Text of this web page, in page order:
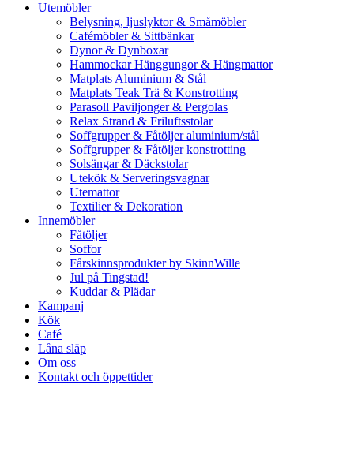
Utemöbler
Belysning, ljuslyktor & Småmöbler
Cafémöbler & Sittbänkar
Dynor & Dynboxar
Hammockar Hänggungor & Hängmattor
Matplats Aluminium & Stål
Matplats Teak Trä & Konstrotting
Parasoll Paviljonger & Pergolas
Relax Strand & Friluftsstolar
Soffgrupper & Fåtöljer aluminium/stål
Soffgrupper & Fåtöljer konstrotting
Solsängar & Däckstolar
Utekök & Serveringsvagnar
Utemattor
Textilier & Dekoration
Innemöbler
Fåtöljer
Soffor
Fårskinnsprodukter by SkinnWille
Jul på Tingstad!
Kuddar & Plädar
Kampanj
Kök
Café
Låna släp
Om oss
Kontakt och öppettider